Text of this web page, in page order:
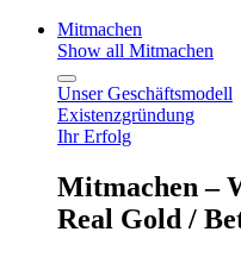
Mitmachen
Show all Mitmachen
Unser Geschäftsmodell
Existenzgründung
Ihr Erfolg
Mitmachen –
Real Gold /